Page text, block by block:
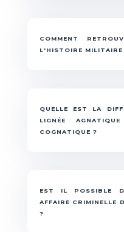
COMMENT
L'HISTOIRE MILITAIRE
QUELLE EST LA
LIGNÉE
COGNATIQUE ?
EST IL POSSIBLE
AFFAIRE CRIMINELLE
?